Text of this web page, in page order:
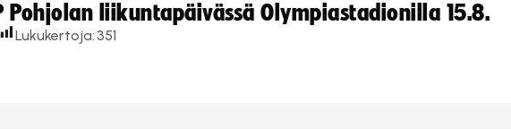
Pohjolan liikuntapäivässä Olympiastadionilla 15.8.
Lukukertoja: 351